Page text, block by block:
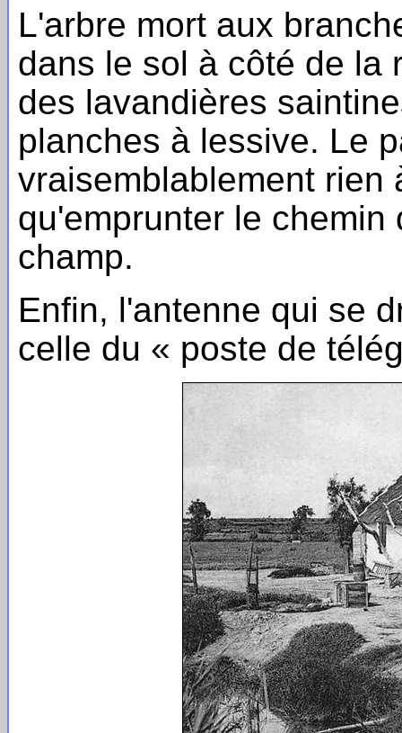
L'arbre mort aux
dans le sol à côté de la
des lavandières
planches à lessive. Le
vraisemblablement rien
qu'emprunter le
champ.
Enfin, l'antenne qui se
celle du « poste de